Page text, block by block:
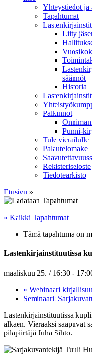
Yhteystiedot ja
Tapahtumat
Liity
säännöt
Historia
Palkinnot
Punni-
Tule vierailulle
Palautelomake
Rekisteriseloste
Tiedotearkisto
Etusivu »
« Kaikki Tapahtumat
Tämä tapahtuma on
Lastenkirjainstituutissa
maaliskuu 25. / 16:30 -
« Webinaari
Seminaari:
Lastenkirjainstituutissa
alkaen. Vieraaksi saapuvat
pilapiirtäjä Juha Sihto.